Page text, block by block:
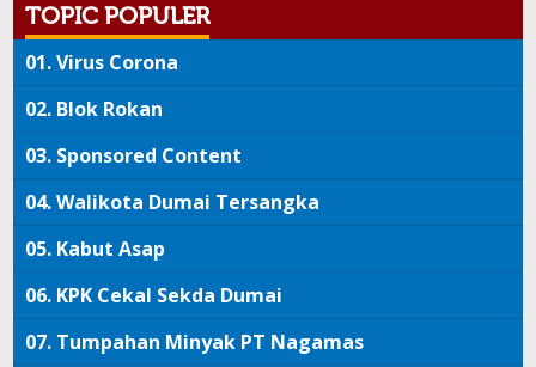
TOPIC POPULER
01.Virus Corona
02. Blok Rokan
03. Sponsored Content
04.Walikota Dumai Tersangka
05. Kabut Asap
06. KPK Cekal Sekda Dumai
07. Tumpahan Minyak PT Nagamas